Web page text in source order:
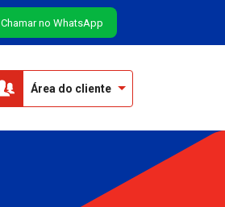
Chamar no WhatsApp
Área do cliente